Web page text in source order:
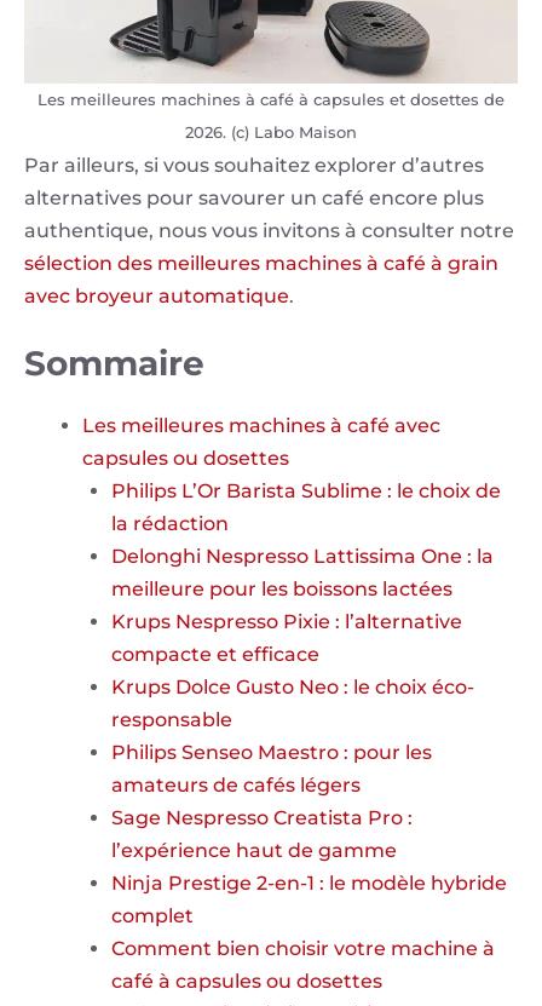
Les meilleures machines à café à capsules et dosettes de
2026. (c) Labo Maison
Par ailleurs, si vous souhaitez explorer d’autres
alternatives pour savourer un café encore plus
authentique, nous vous invitons à consulter notre
sélection des meilleures machines à café à grain
avec broyeur automatique.
Sommaire
Les meilleures machines à café avec
capsules ou dosettes
Philips L’Or Barista Sublime : le choix de
la rédaction
Delonghi Nespresso Lattissima One : la
meilleure pour les boissons lactées
Krups Nespresso Pixie : l’alternative
compacte et efficace
Krups Dolce Gusto Neo : le choix éco-
responsable
Philips Senseo Maestro : pour les
amateurs de cafés légers
Sage Nespresso Creatista Pro :
l’expérience haut de gamme
Ninja Prestige 2-en-1 : le modèle hybride
complet
Comment bien choisir votre machine à
café à capsules ou dosettes